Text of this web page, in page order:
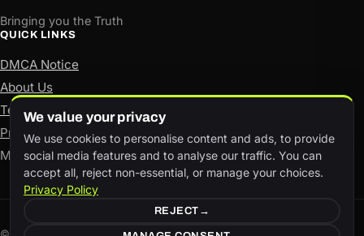
Bringing you the Truth
QUICK LINKS
DMCA Notice
About Us
Terms of Use
Privacy Policy
Manage consent
© The Aspect Ratio. All rights reserved.
We value your privacy
We use cookies to personalise content and ads, to provide
social media features and to analyse our traffic. You can
accept all, reject non-essential, or manage your choices.
Privacy Policy
REJECT